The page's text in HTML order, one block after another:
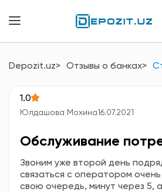
Depozit.uz Отзывы о банках
1.0
Юлдашова Мохина16.07.2021
Обслуживание
Звоним уже второй день
связаться с оператором
свою очередь, минут через 5,